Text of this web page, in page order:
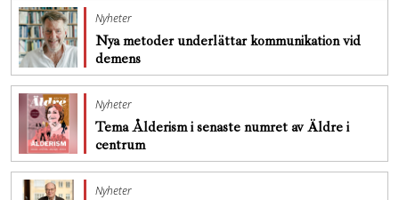
Nyheter
Nya metoder underlättar kommunikation vid
demens
Nyheter
Tema Ålderism i senaste numret av Äldre i
centrum
Nyheter